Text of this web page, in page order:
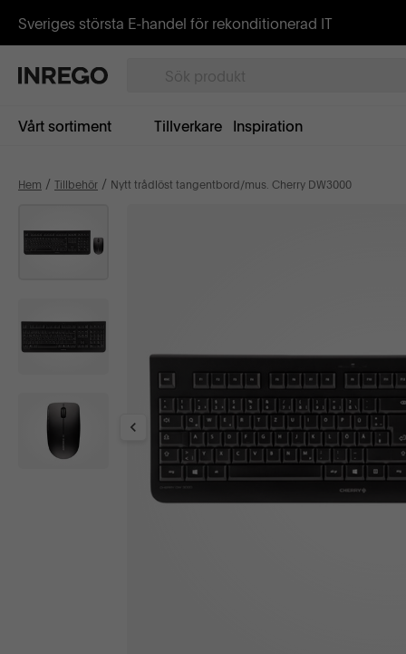
Sveriges största E-handel för rekonditionerad IT
Vårt sortiment Tillverkare Inspiration
Hem Tillbehör Nytt trådlöst tangentbord/mus. Cherry DW3000